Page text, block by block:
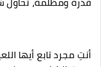
​أنتِ مجرد تابع أيها